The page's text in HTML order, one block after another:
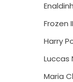
Frozen II
Harry
Luccas
Maria